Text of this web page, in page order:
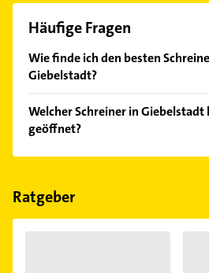
Häufige Fragen
Wie finde ich den besten
Giebelstadt?
Kundenmeinungen und
Empfehlungen. Die
einfach nachBewertungen
Welcher Schreiner in Giebelstadt
geöffnet?
Im Anbieter-Bereich finden Sie
Feiertagen abweichen können.
Ratgeber